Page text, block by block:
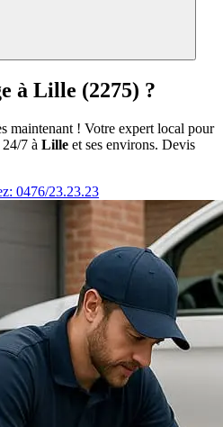
à Lille (2275) ?
maintenant ! Votre expert local pour
7 à Lille et ses environs. Devis
0476/23.23.23